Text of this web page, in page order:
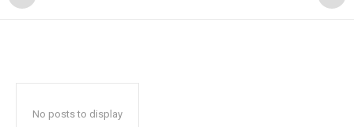
No posts to display